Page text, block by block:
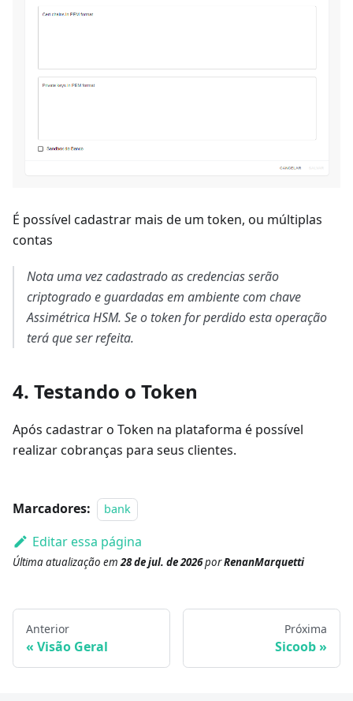
É possível cadastrar mais de um token, ou múltiplas
contas
Nota uma vez cadastrado as credencias serão
criptogrado e guardadas em ambiente com chave
Assimétrica HSM. Se o token for perdido esta operação
terá que ser refeita.
4. Testando o Token
Após cadastrar o Token na plataforma é possível
realizar cobranças para seus clientes.
Marcadores: bank
Editar essa página
Última atualização em28 de jul. de 2026porRenanMarquetti
Anterior
Visão Geral
Próxima
Sicoob